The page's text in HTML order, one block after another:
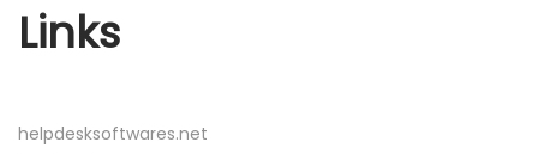
Links
helpdesksoftwares.net